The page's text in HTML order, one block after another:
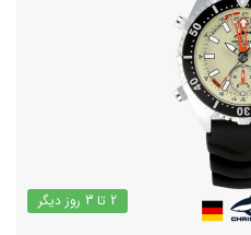
2 تا 3 روز دیگر